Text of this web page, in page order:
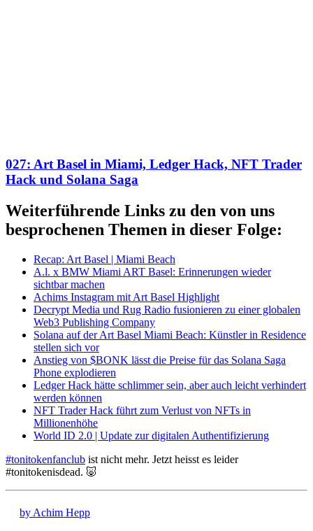
027: Art Basel in Miami, Ledger Hack, NFT Trader
Hack und Solana Saga
Weiterführende Links zu den von uns
besprochenen Themen in dieser Folge:
Recap: Art Basel | Miami Beach
A.l. x BMW Miami ART Basel: Erinnerungen wieder
sichtbar machen
Achims Instagram mit Art Basel Highlight
Decrypt Media und Rug Radio fusionieren zu einer globalen
Web3 Publishing Company
Solana auf der Art Basel Miami Beach: Künstler in Residence
stellen sich vor
Anstieg von $BONK lässt die Preise für das Solana Saga
Phone explodieren
Ledger Hack hätte schlimmer sein, aber auch leicht verhindert
werden können
NFT Trader Hack führt zum Verlust von NFTs in
Millionenhöhe
World ID 2.0 | Update zur digitalen Authentifizierung
#tonitokenfanclub ist nicht mehr. Jetzt heisst es leider
#tonitokenisdead. 🐷
by Achim Hepp